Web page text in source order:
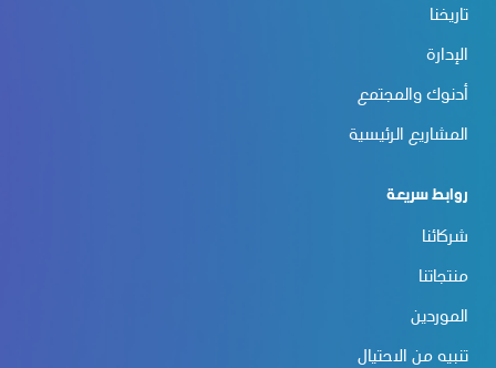
تاريخنا
الإدارة
أدنوك والمجتمع
المشاريع الرئيسية
روابط سريعة
شركائنا
منتجاتنا
الموردين
تنبيه من الاحتيال